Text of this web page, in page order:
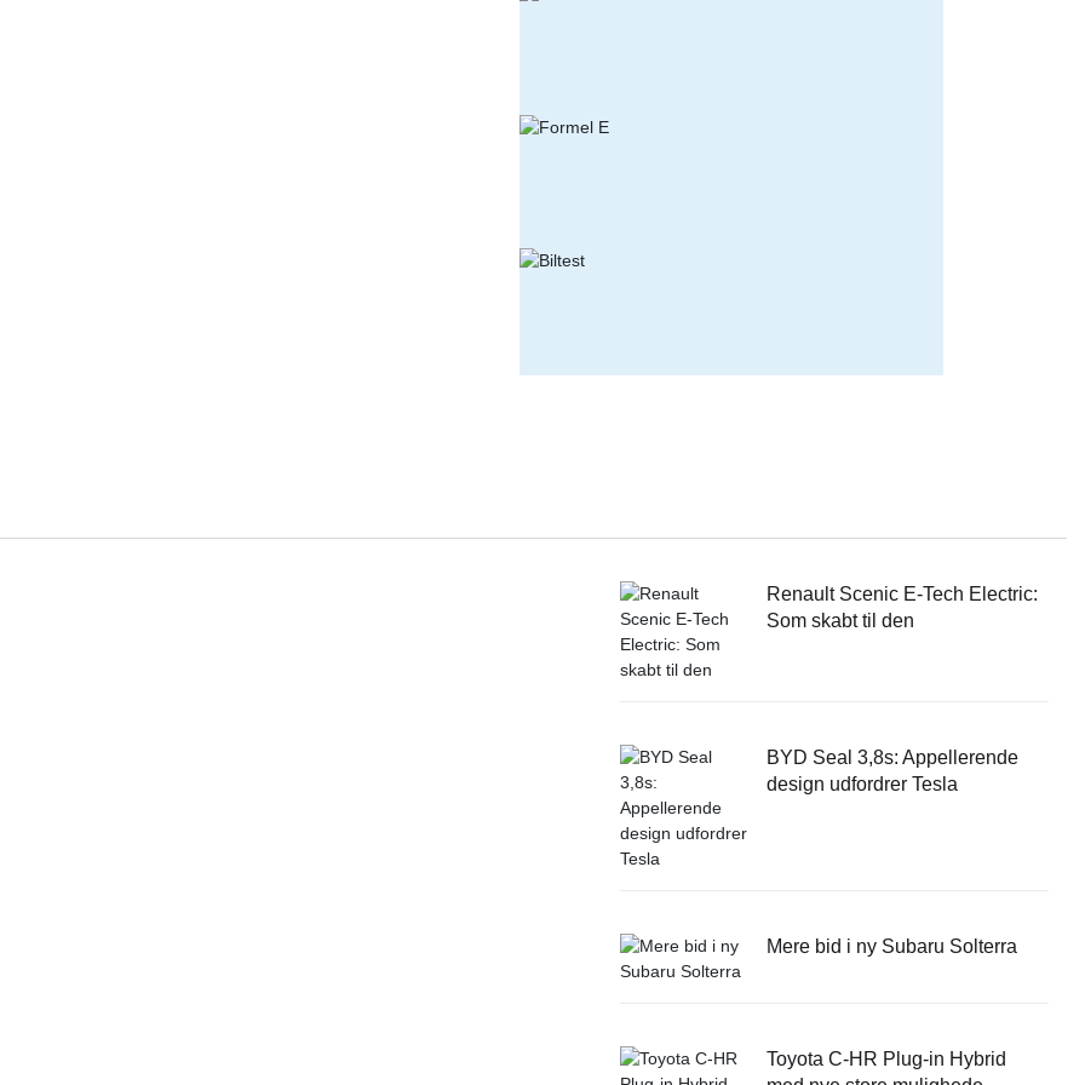
Renault Scenic E-Tech Electric:
Som skabt til den
BYD Seal 3,8s: Appellerende
design udfordrer Tesla
Mere bid i ny Subaru Solterra
Toyota C-HR Plug-in Hybrid